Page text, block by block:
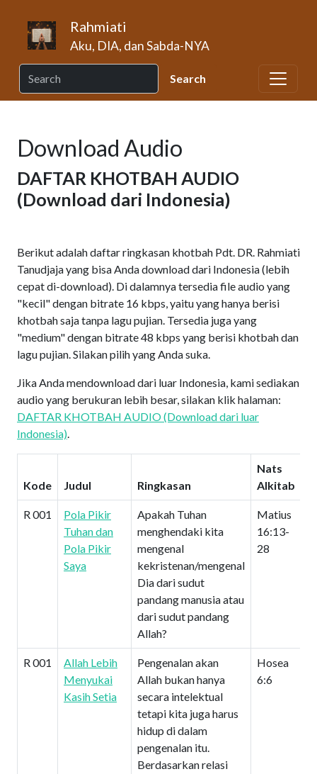
Rahmiati
Aku, DIA, dan Sabda-NYA
Download Audio
DAFTAR KHOTBAH AUDIO
(Download dari Indonesia)
Berikut adalah daftar ringkasan khotbah Pdt. DR. Rahmiati
Tanudjaja yang bisa Anda download dari Indonesia (lebih
cepat di-download). Di dalamnya tersedia file audio yang
"kecil" dengan bitrate 16 kbps, yaitu yang hanya berisi
khotbah saja tanpa lagu pujian. Tersedia juga yang
"medium" dengan bitrate 48 kbps yang berisi khotbah dan
lagu pujian. Silakan pilih yang Anda suka.
Jika Anda mendownload dari luar Indonesia, kami sediakan
audio yang berukuran lebih besar, silakan klik halaman:
DAFTAR KHOTBAH AUDIO (Download dari luar
Indonesia).
Kode Judul Ringkasan
Nats
Alkitab
R 001
Pola Pikir
Tuhan dan
Pola Pikir
Saya
Apakah Tuhan
menghendaki kita
mengenal
kekristenan/mengenal
Dia dari sudut
pandang manusia atau
dari sudut pandang
Allah?
Matius
16:13-
28
R 001
Allah Lebih
Menyukai
Kasih Setia
Pengenalan akan
Allah bukan hanya
secara intelektual
tetapi kita juga harus
hidup di dalam
pengenalan itu.
Berdasarkan relasi
Hosea
6:6